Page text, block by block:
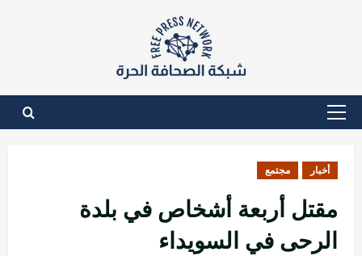
القائمة
أخبار مجتمع
مقتل أربعة أشخاص في بلدة
الرحى في السويداء